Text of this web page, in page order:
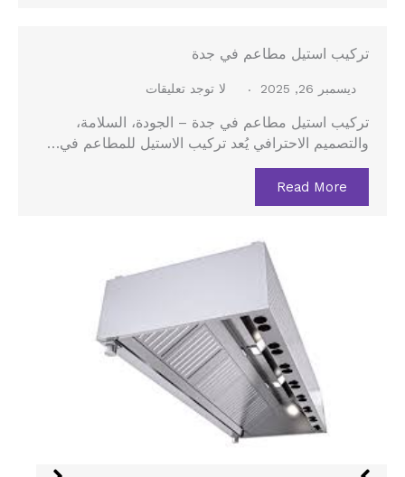
تركيب استيل مطاعم في جدة
ديسمبر 26, 2025 لا توجد تعليقات
تركيب استيل مطاعم في جدة – الجودة، السلامة،
والتصميم الاحترافي يُعد تركيب الاستيل للمطاعم في…
Read More